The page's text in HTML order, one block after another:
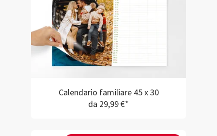
Calendario familiare 45 x 30
da 29,99 €*